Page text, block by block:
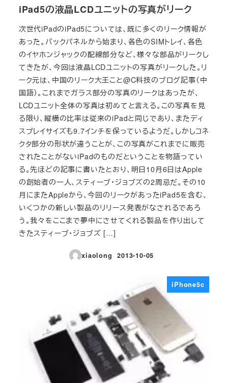
iPad5の液晶LCDユニットの写真がリーク
次世代iPadのiPad5については、既に多くのリーク情報が
あった。バックパネルから始まり、各色のSIMトレイ、各色
のイヤホンジャックの配線部分など、様々な部品がリークし
てきたが、今回は液晶LCDユニットの写真がリークした。リ
ーク元は、中国のリーク大王こと@C科技のブログ記事（中
国語）。これまでガラス部分の写真のリークはあったが、
LCDユニット全体の写真は初めてと言える。この写真を見
る限り、縦横の比率は従来のiPadと同じであり、またディ
スプレイサイズも9.7インチを保っているようだ。しかしコネ
クタ部分の形状が違うことが、この写真がこれまでに販売
されたことがないiPadのものだということを物語ってい
る。先ほどの記事に書いたとおり、明日10月6日はApple
の創始者の一人、スティーブ・ジョブズの2周忌だ。その10
月にまたAppleから、今回のリークがあったiPad5を含む、
いくつかの新しい製品のリリース発表がなされるであろ
う。我々をここまで夢中にさせてくれる製品を作り出して
きたスティーブ・ジョブズ […]
xiaolong
投稿日
2013-10-05
iPhone5c